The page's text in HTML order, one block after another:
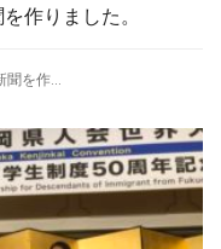
作りました。
聞を作...